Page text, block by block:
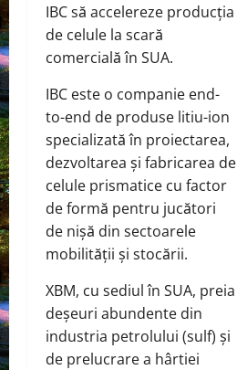
IBC să accelereze producția
de celule la scară
comercială în SUA.
IBC este o companie end-
to-end de produse litiu-ion
specializată în proiectarea,
dezvoltarea și fabricarea de
celule prismatice cu factor
de formă pentru jucători
de nișă din sectoarele
mobilității și stocării.
XBM, cu sediul în SUA, preia
deșeuri abundente din
industria petrolului (sulf) și
de prelucrare a hârtiei